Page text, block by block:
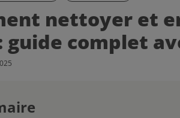
nettoyer et
guide complet